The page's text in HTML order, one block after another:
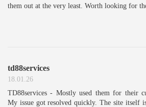
them out at the very least. Worth looking for
td88services
18.01.26
TD88services - Mostly used them for their
My issue got resolved quickly. The site itself